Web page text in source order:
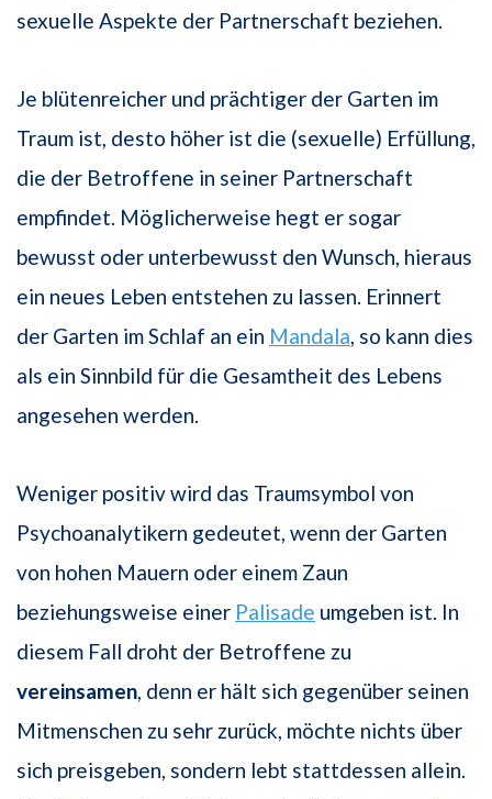
sexuelle Aspekte der Partnerschaft beziehen.
Je blütenreicher und prächtiger der Garten im
Traum ist, desto höher ist die (sexuelle) Erfüllung,
die der Betroffene in seiner Partnerschaft
empfindet. Möglicherweise hegt er sogar
bewusst oder unterbewusst den Wunsch, hieraus
ein neues Leben entstehen zu lassen. Erinnert
der Garten im Schlaf an ein Mandala, so kann dies
als ein Sinnbild für die Gesamtheit des Lebens
angesehen werden.
Weniger positiv wird das Traumsymbol von
Psychoanalytikern gedeutet, wenn der Garten
von hohen Mauern oder einem Zaun
beziehungsweise einer Palisade umgeben ist. In
diesem Fall droht der Betroffene zu
vereinsamen, denn er hält sich gegenüber seinen
Mitmenschen zu sehr zurück, möchte nichts über
sich preisgeben, sondern lebt stattdessen allein.